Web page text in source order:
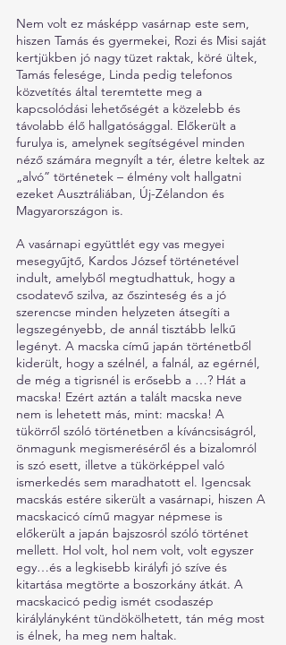
Nem volt ez másképp vasárnap este sem,
hiszen Tamás és gyermekei, Rozi és Misi saját
kertjükben jó nagy tüzet raktak, köré ültek,
Tamás felesége, Linda pedig telefonos
közvetítés által teremtette meg a
kapcsolódási lehetőségét a közelebb és
távolabb élő hallgatósággal. Előkerült a
furulya is, amelynek segítségével minden
néző számára megnyílt a tér, életre keltek az
„alvó” történetek – élmény volt hallgatni
ezeket Ausztráliában, Új-Zélandon és
Magyarországon is.
A vasárnapi együttlét egy vas megyei
mesegyűjtő, Kardos József történetével
indult, amelyből megtudhattuk, hogy a
csodatevő szilva, az őszinteség és a jó
szerencse minden helyzeten átsegíti a
legszegényebb, de annál tisztább lelkű
legényt. A macska című japán történetből
kiderült, hogy a szélnél, a falnál, az egérnél,
de még a tigrisnél is erősebb a …? Hát a
macska! Ezért aztán a talált macska neve
nem is lehetett más, mint: macska! A
tükörről szóló történetben a kíváncsiságról,
önmagunk megismeréséről és a bizalomról
is szó esett, illetve a tükörképpel való
ismerkedés sem maradhatott el. Igencsak
macskás estére sikerült a vasárnapi, hiszen A
macskacicó című magyar népmese is
előkerült a japán bajszosról szóló történet
mellett. Hol volt, hol nem volt, volt egyszer
egy…és a legkisebb királyfi jó szíve és
kitartása megtörte a boszorkány átkát. A
macskacicó pedig ismét csodaszép
királylányként tündökölhetett, tán még most
is élnek, ha meg nem haltak.